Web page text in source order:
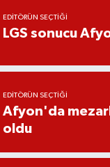
EDITÖRÜN SEÇTIĞI
LGS sonucu
EDITÖRÜN SEÇTIĞI
Afyon'da
oldu